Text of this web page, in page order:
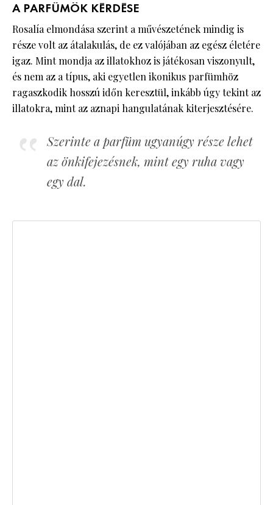
A PARFÜMÖK KÉRDÉSE
Rosalía elmondása szerint a művészetének mindig is
része volt az átalakulás, de ez valójában az egész életére
igaz. Mint mondja az illatokhoz is játékosan viszonyult,
és nem az a típus, aki egyetlen ikonikus parfümhöz
ragaszkodik hosszú időn keresztül, inkább úgy tekint az
illatokra, mint az aznapi hangulatának kiterjesztésére.
Szerinte a parfüm ugyanúgy része lehet
az önkifejezésnek, mint egy ruha vagy
egy dal.